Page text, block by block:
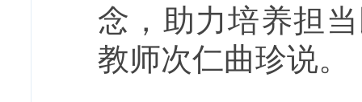
念，助力培养担
教师次仁曲珍说。